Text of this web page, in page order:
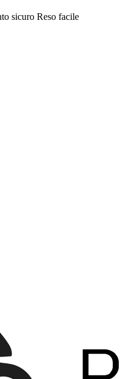
sicuro Reso facile